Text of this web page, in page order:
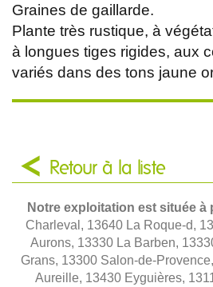
Graines de gaillarde.
Plante très rustique, à
à longues tiges rigides, aux
variés dans des tons jaune
Retour à la liste
Notre exploitation est située à
Charleval, 13640 La Roque-d,
Aurons, 13330 La Barben,
Grans, 13300 Salon-de-
Aureille, 13430 Eyguières,